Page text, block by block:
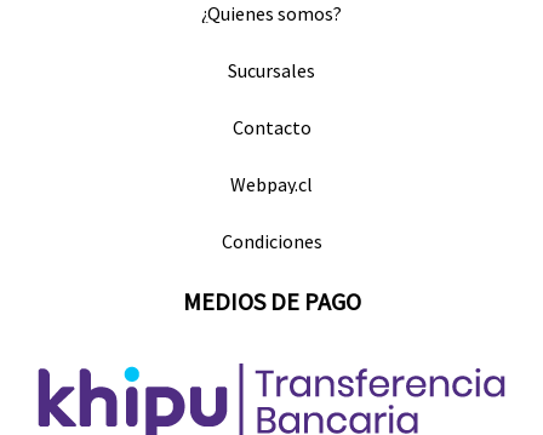
¿Quienes somos?
Sucursales
Contacto
Webpay.cl
Condiciones
MEDIOS DE PAGO